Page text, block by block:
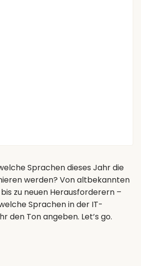
Sprachen dieses Jahr die
werden? Von altbekannten
zu neuen Herausforderern –
Sprachen in der IT-
den Ton angeben. Let’s go.